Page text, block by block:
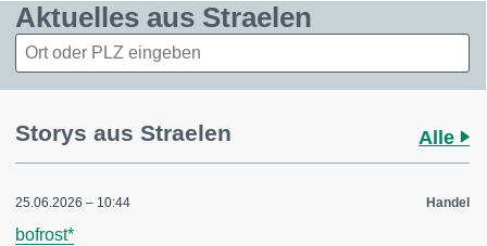
Aktuelles aus Straelen
Storys aus Straelen Alle
25.06.2026 – 10:44 Handel
bofrost*